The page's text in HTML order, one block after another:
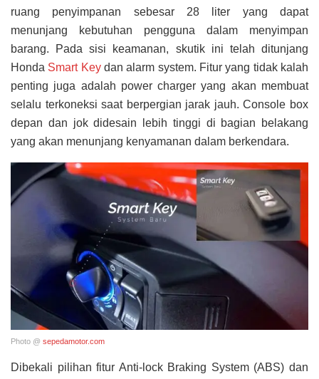
ruang penyimpanan sebesar 28 liter yang dapat
menunjang kebutuhan pengguna dalam menyimpan
barang. Pada sisi keamanan, skutik ini telah ditunjang
Honda Smart Keydan alarm system. Fitur yang tidak kalah
penting juga adalah power charger yang akan membuat
selalu terkoneksi saat berpergian jarak jauh. Console box
depan dan jok didesain lebih tinggi di bagian belakang
yang akan menunjang kenyamanan dalam berkendara.
Photo @ sepedamotor.com
Dibekali pilihan fitur Anti-lock Braking System (ABS) dan